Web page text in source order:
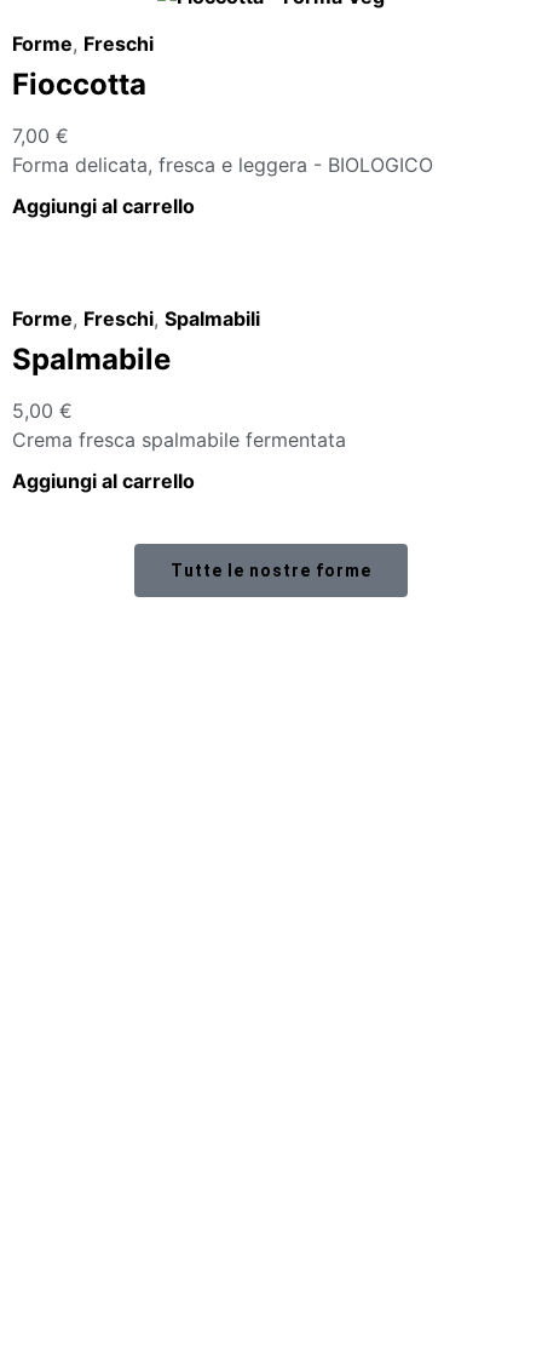
Forme, Freschi
Fioccotta
7,00 €
Forma delicata, fresca e leggera - BIOLOGICO
Aggiungi al carrello
Forme, Freschi, Spalmabili
Spalmabile
5,00 €
Crema fresca spalmabile fermentata
Aggiungi al carrello
Tutte le nostre forme